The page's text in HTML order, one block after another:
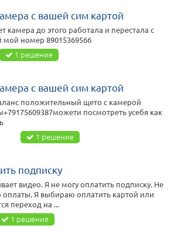
с вашей сим картой
камера до этого работала и перестала с
мой номер 89015369566
1 решение
с вашей сим картой
положительный щето с камерой
посмотреть усебя как
1 решение
подписку
видео. Я не могу оплатить подписку. Не
оплаты. Я выбираю оплатить картой или
переход на ...
1 решение